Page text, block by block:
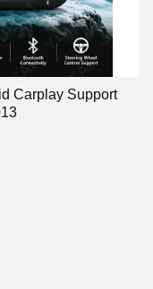
Carplay Support